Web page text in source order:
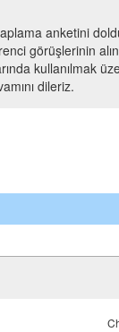
anketini
görüşlerinin
kullanılmak
dileriz.